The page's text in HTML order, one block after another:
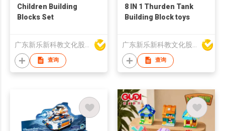
Children Building
Blocks Set
查询
8 IN 1 Thurden Tank
Building Block toys
查询